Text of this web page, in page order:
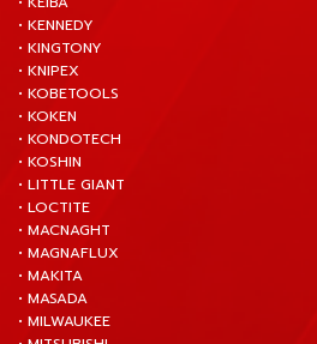
• KENNEDY
• KINGTONY
• KNIPEX
• KOBETOOLS
• KOKEN
• KONDOTECH
• KOSHIN
• LITTLE GIANT
• LOCTITE
• MACNAGHT
• MAGNAFLUX
• MAKITA
• MASADA
• MILWAUKEE